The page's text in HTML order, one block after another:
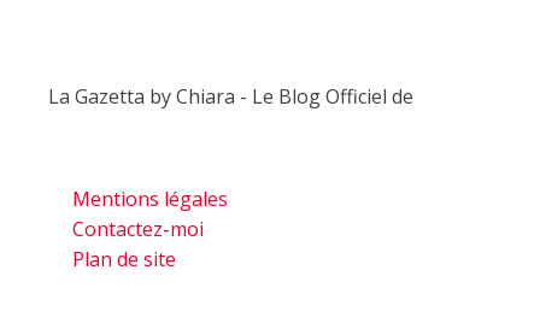
La Gazetta by Chiara - Le Blog Officiel de
Mentions légales
Contactez-moi
Plan de site